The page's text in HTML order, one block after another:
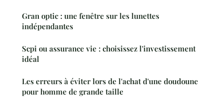
Gran optic : une fenêtre sur les lunettes
indépendantes
Scpi ou assurance vie : choisissez l'investissement
idéal
Les erreurs à éviter lors de l'achat d'une doudoune
pour homme de grande taille